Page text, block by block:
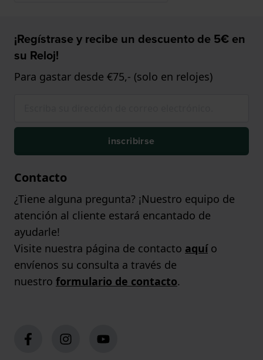
¡Regístrase y recibe un descuento de 5€ en
su Reloj!
Para gastar desde €75,- (solo en relojes)
inscribirse
Contacto
¿Tiene alguna pregunta? ¡Nuestro equipo de
atención al cliente estará encantado de
ayudarle!
Visite nuestra página de contacto aquío
envíenos su consulta a través de
nuestro formulario de contacto.